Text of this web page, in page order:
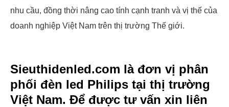
nhu cầu, đồng thời nâng cao tính cạnh tranh và vị thế của
doanh nghiệp Việt Nam trên thị trường Thế giới.
Sieuthidenled.com là đơn vị phân
phối đèn led Philips tại thị trường
Việt Nam. Để được tư vấn xin liên